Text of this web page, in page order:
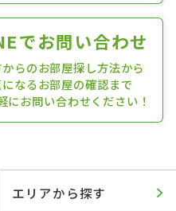
でお問い合わせ
らのお部屋探し方法から
なるお部屋の確認まで
にお問い合わせください！
エリアから探す